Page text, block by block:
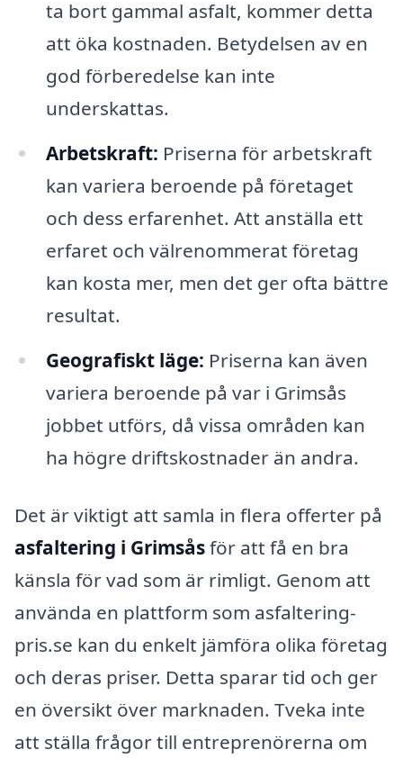
ta bort gammal asfalt, kommer detta
att öka kostnaden. Betydelsen av en
god förberedelse kan inte
underskattas.
Arbetskraft: Priserna för arbetskraft
kan variera beroende på företaget
och dess erfarenhet. Att anställa ett
erfaret och välrenommerat företag
kan kosta mer, men det ger ofta bättre
resultat.
Geografiskt läge: Priserna kan även
variera beroende på var i Grimsås
jobbet utförs, då vissa områden kan
ha högre driftskostnader än andra.
Det är viktigt att samla in flera offerter på
asfaltering i Grimsåsför att få en bra
känsla för vad som är rimligt. Genom att
använda en plattform som asfaltering-
pris.se kan du enkelt jämföra olika företag
och deras priser. Detta sparar tid och ger
en översikt över marknaden. Tveka inte
att ställa frågor till entreprenörerna om